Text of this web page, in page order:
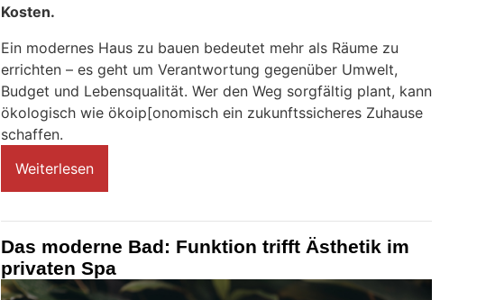
Kosten.
Ein modernes Haus zu bauen bedeutet mehr als Räume zu
errichten – es geht um Verantwortung gegenüber Umwelt,
Budget und Lebensqualität. Wer den Weg sorgfältig plant, kann
ökologisch wie ökoip[onomisch ein zukunftssicheres Zuhause
schaffen.
Weiterlesen
Das moderne Bad: Funktion trifft Ästhetik im
privaten Spa